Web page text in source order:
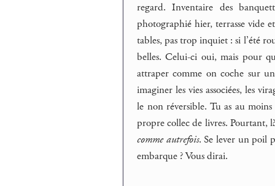
regard. Inventaire des
photographié hier, terrasse vide
tables, pas trop inquiet : si l’été
belles. Celui-ci oui, mais pour
attraper comme on coche sur
imaginer les vies associées, les
le non réversible. Tu as au
propre collec de livres. Pourtant,
comme autrefois. Se lever un poil
embarque ? Vous dirai.